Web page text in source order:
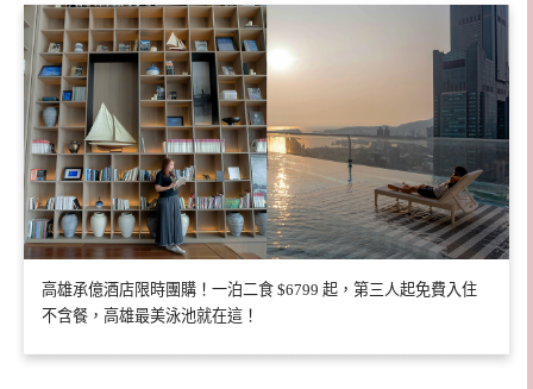
高雄承億酒店限時團購！一泊二食 $6799 起，第三人起免費入住
不含餐，高雄最美泳池就在這！